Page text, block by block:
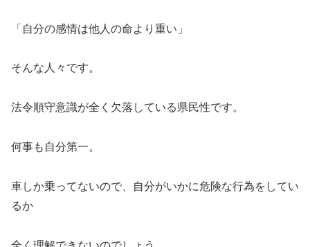
「自分の感情は他人の命より重い」
そんな人々です。
法令順守意識が全く欠落している県民性です。
何事も自分第一。
車しか乗ってないので、自分がいかに危険な行為をしてい
るか